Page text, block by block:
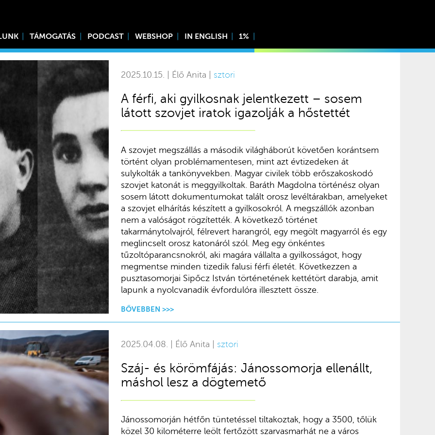
TÁMOGATÁS PODCAST WEBSHOP IN ENGLISH 1%
2025.10.15. | Élő Anita | sztori
A férfi, aki gyilkosnak jelentkezett – sosem
látott szovjet iratok igazolják a hőstettét
A szovjet megszállás a második világháborút követően korántsem
történt olyan problémamentesen, mint azt évtizedeken át
sulykolták a tankönyvekben. Magyar civilek több erőszakoskodó
szovjet katonát is meggyilkoltak. Baráth Magdolna történész olyan
sosem látott dokumentumokat talált orosz levéltárakban, amelyeket
a szovjet elhárítás készített a gyilkosokról. A megszállók azonban
nem a valóságot rögzítették. A következő történet
takarmánytolvajról, félrevert harangról, egy megölt magyarról és egy
meglincselt orosz katonáról szól. Meg egy önkéntes
tűzoltóparancsnokról, aki magára vállalta a gyilkosságot, hogy
megmentse minden tizedik falusi férfi életét. Következzen a
pusztasomorjai Sipőcz István történetének kettétört darabja, amit
lapunk a nyolcvanadik évfordulóra illesztett össze.
BŐVEBBEN >>>
2025.04.08. | Élő Anita | sztori
Száj- és körömfájás: Jánossomorja ellenállt,
máshol lesz a dögtemető
Jánossomorján hétfőn tüntetéssel tiltakoztak, hogy a 3500, tőlük
közel 30 kilométerre leölt fertőzött szarvasmarhát ne a város